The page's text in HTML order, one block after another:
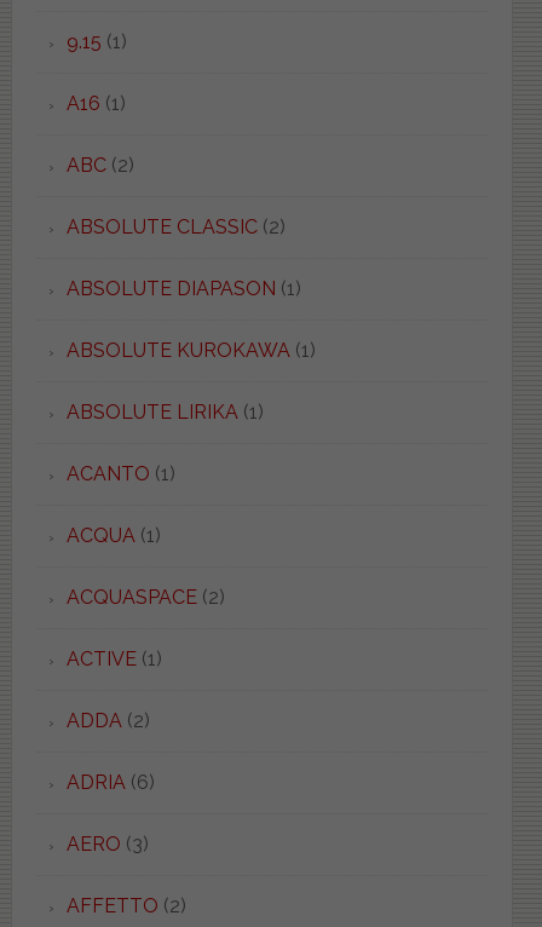
9.15 (1)
A16 (1)
ABC(2)
ABSOLUTE CLASSIC(2)
ABSOLUTE DIAPASON (1)
ABSOLUTE KUROKAWA(1)
ABSOLUTE LIRIKA(1)
ACANTO (1)
ACQUA(1)
ACQUASPACE(2)
ACTIVE(1)
ADDA(2)
ADRIA(6)
AERO (3)
AFFETTO (2)